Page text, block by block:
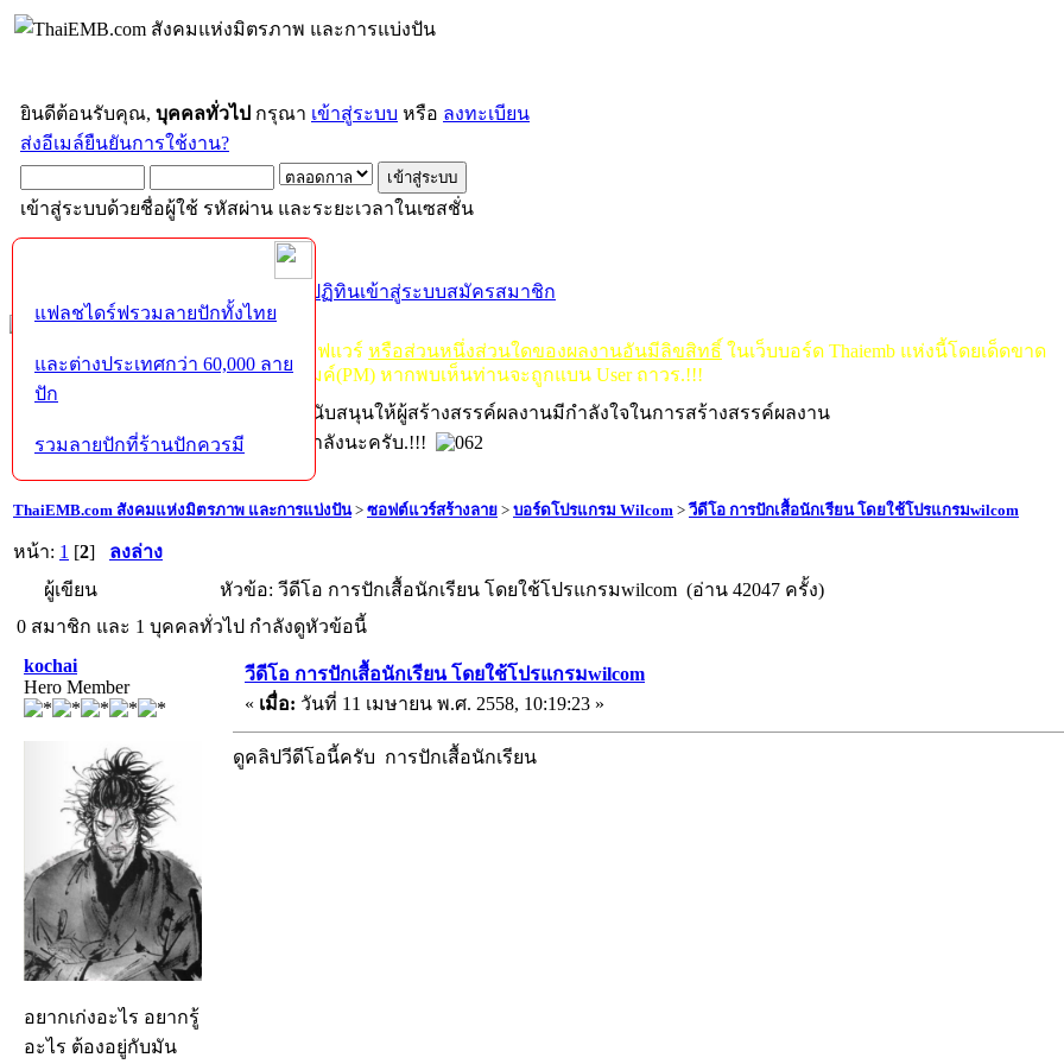
ยินดีต้อนรับคุณ, บุคคลทั่วไป กรุณา เข้าสู่ระบบ หรือ ลงทะเบียน
ส่งอีเมล์ยืนยันการใช้งาน?
เข้าสู่ระบบด้วยชื่อผู้ใช้ รหัสผ่าน และระยะเวลาในเซสชั่น
ปฏิทินเข้าสู่ระบบสมัครสมาชิก
กฏ-กติกา ห้ามจำหน่าย, จ่ายแจก ซอฟแวร์ หรือส่วนหนึ่งส่วนใดของผลงานอันมีลิขสิทธิ์ ในเว็บบอร์ด Thaiemb แห่งนี้โดยเด็ดขาด
ไม่ว่าจะเป็นทางหน้าบอร์ด หรือหลังไมค์(PM) หากพบเห็นท่านจะถูกแบน User ถาวร.!!!
หากท่านถูกในในผลงาน หรืออยากสนับสนุนให้ผู้สร้างสรรค์ผลงานมีกำลังใจในการสร้างสรรค์ผลงาน
โปรดช่วยบริจาคให้ผู้จัดทำบ้างตามกำลังนะครับ.!!!
ThaiEMB.com สังคมแห่งมิตรภาพ และการแบ่งปัน> ซอฟต์แวร์สร้างลาย > บอร์ดโปรแกรม Wilcom > วีดีโอ การปักเสื้อนักเรียน โดยใช้โปรแกรมwilcom
หน้า: 1 [2] ลงล่าง
ผู้เขียน
หัวข้อ: วีดีโอ การปักเสื้อนักเรียน โดยใช้โปรแกรมwilcom (อ่าน 42047 ครั้ง)
0 สมาชิก และ 1 บุคคลทั่วไป กำลังดูหัวข้อนี้
kochai
Hero Member
อยากเก่งอะไร อยากรู้
อะไร ต้องอยู่กับมัน
วีดีโอ การปักเสื้อนักเรียน โดยใช้โปรแกรมwilcom
« เมื่อ: วันที่ 11 เมษายน พ.ศ. 2558, 10:19:23 »
ดูคลิปวีดีโอนี้ครับ การปักเสื้อนักเรียน
แฟลชไดร์ฟรวมลายปักทั้งไทย
และต่างประเทศกว่า 60,000 ลาย
ปัก
รวมลายปักที่ร้านปักควรมี